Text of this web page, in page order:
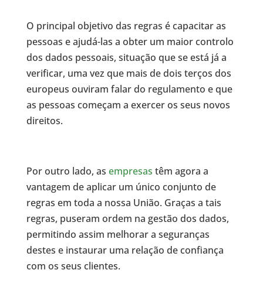
O principal objetivo das regras é capacitar as
pessoas e ajudá-las a obter um maior controlo
dos dados pessoais, situação que se está já a
verificar, uma vez que mais de dois terços dos
europeus ouviram falar do regulamento e que
as pessoas começam a exercer os seus novos
direitos.
Por outro lado, as empresas têm agora a
vantagem de aplicar um único conjunto de
regras em toda a nossa União. Graças a tais
regras, puseram ordem na gestão dos dados,
permitindo assim melhorar a seguranças
destes e instaurar uma relação de confiança
com os seus clientes.